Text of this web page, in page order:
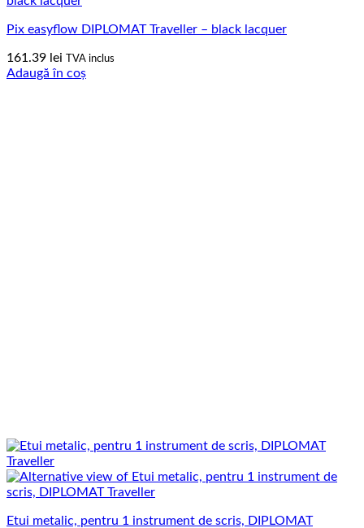
Pix easyflow DIPLOMAT Traveller – black lacquer
161.39 lei TVA inclus
Adaugă în coș
Etui metalic, pentru 1 instrument de scris, DIPLOMAT